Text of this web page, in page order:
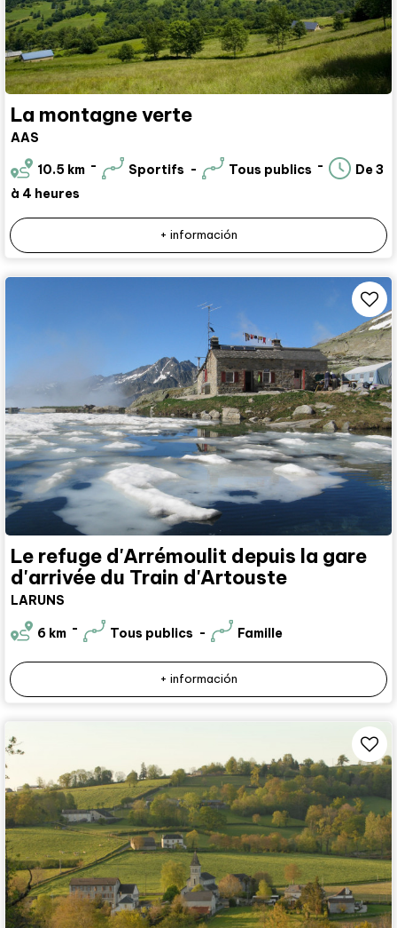
La montagne verte
AAS
10.5 km Sportifs Tous publics
De 3
à 4 heures
+ información
Le refuge d'Arrémoulit depuis la gare
d'arrivée du Train d'Artouste
LARUNS
6 km Tous publics Famille
+ información